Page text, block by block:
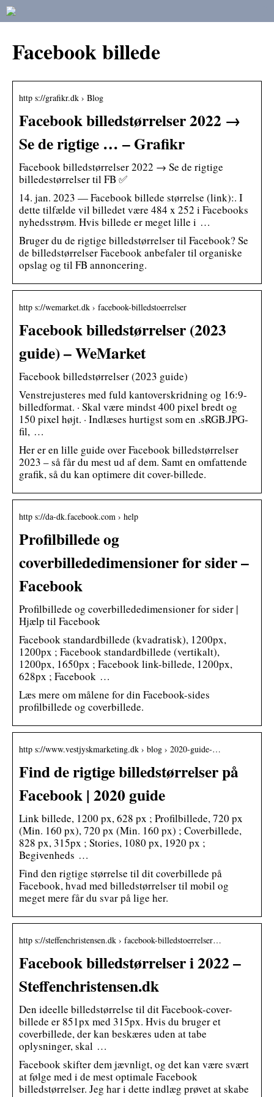
Facebook billede
http s://grafikr.dk › Blog
Facebook billedstørrelser 2022 →
Se de rigtige … – Grafikr
Facebook billedstørrelser 2022 → Se de rigtige
billedestørrelser til FB ✅
14. jan. 2023 — Facebook billede størrelse (link):. I
dette tilfælde vil billedet være 484 x 252 i Facebooks
nyhedsstrøm. Hvis billede er meget lille i …
Bruger du de rigtige billedstørrelser til Facebook? Se
de billedstørrelser Facebook anbefaler til organiske
opslag og til FB annoncering.
http s://wemarket.dk › facebook-billedstoerrelser
Facebook billedstørrelser (2023
guide) – WeMarket
Facebook billedstørrelser (2023 guide)
Venstrejusteres med fuld kantoverskridning og 16:9-
billedformat. · Skal være mindst 400 pixel bredt og
150 pixel højt. · Indlæses hurtigst som en .sRGB.JPG-
fil, …
Her er en lille guide over Facebook billedstørrelser
2023 – så får du mest ud af dem. Samt en omfattende
grafik, så du kan optimere dit cover-billede.
http s://da-dk.facebook.com › help
Profilbillede og
coverbillededimensioner for sider –
Facebook
Profilbillede og coverbillededimensioner for sider |
Hjælp til Facebook
Facebook standardbillede (kvadratisk), 1200px,
1200px ; Facebook standardbillede (vertikalt),
1200px, 1650px ; Facebook link-billede, 1200px,
628px ; Facebook …
Læs mere om målene for din Facebook-sides
profilbillede og coverbillede.
http s://www.vestjyskmarketing.dk › blog › 2020-guide-…
Find de rigtige billedstørrelser på
Facebook | 2020 guide
Link billede, 1200 px, 628 px ; Profilbillede, 720 px
(Min. 160 px), 720 px (Min. 160 px) ; Coverbillede,
828 px, 315px ; Stories, 1080 px, 1920 px ;
Begivenheds …
Find den rigtige størrelse til dit coverbillede på
Facebook, hvad med billedstørrelser til mobil og
meget mere får du svar på lige her.
http s://steffenchristensen.dk › facebook-billedstoerrelser…
Facebook billedstørrelser i 2022 –
Steffenchristensen.dk
Den ideelle billedstørrelse til dit Facebook-cover-
billede er 851px med 315px. Hvis du bruger et
coverbillede, der kan beskæres uden at tabe
oplysninger, skal …
Facebook skifter dem jævnligt, og det kan være svært
at følge med i de mest optimale Facebook
billedstørrelser. Jeg har i dette indlæg prøvet at skabe